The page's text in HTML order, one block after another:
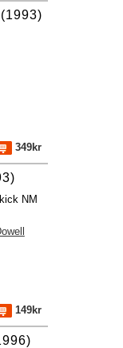
349kr
NM
149kr